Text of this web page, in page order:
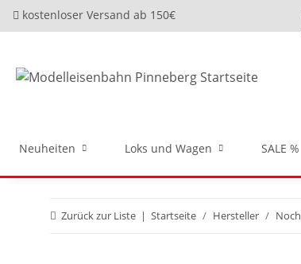
kostenloser Versand ab 150€
Neuheiten Loks und Wagen SALE %
Zurück zur Liste Startseite Hersteller Noch